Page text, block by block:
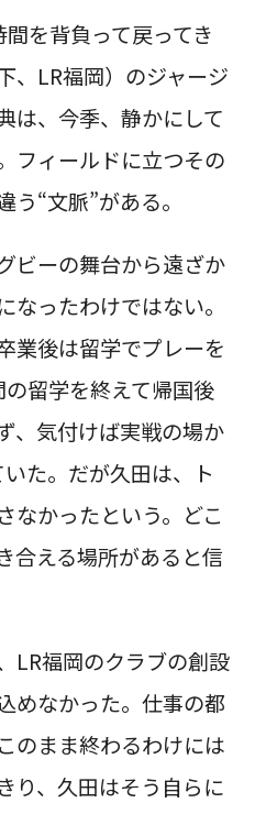
を背負って戻ってき
、LR福岡）のジャージ
は、今季、静かにして
フィールドに立つその
“文脈”がある。
ビーの舞台から遠ざか
なったわけではない。
業後は留学でプレーを
留学を終えて帰国後
、気付けば実戦の場か
た。だが久田は、ト
なかったという。どこ
合える場所があると信
LR福岡のクラブの創設
めなかった。仕事の都
のまま終わるわけには
り、久田はそう自らに